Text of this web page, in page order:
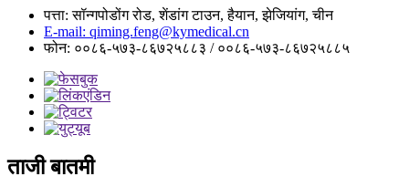
पत्ता: सॉन्गपोडोंग रोड, शेंडांग टाउन, हैयान, झेजियांग, चीन
E-mail: qiming.feng@kymedical.cn
फोन: ००८६-५७३-८६७२५८८३ / ००८६-५७३-८६७२५८८५
ताजी बातमी